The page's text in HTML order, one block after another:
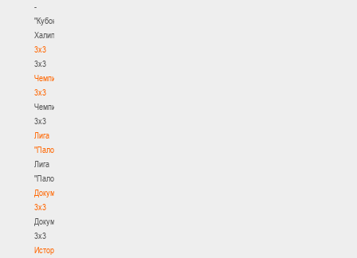
-
"Кубок
Халипского"
3x3
3x3
Чемпионат
3х3
Чемпионат
3х3
Лига
"Палова"
Лига
"Палова"
Документы
3х3
Документы
3х3
История